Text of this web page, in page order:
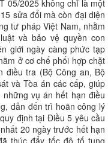
05/2025 không chỉ là một
sửa đổi mà còn đại diện
tư pháp Việt Nam, nhằm
và bảo vệ quyền con
giới ngày càng phức tạp
ở cơ chế phối hợp chặt
điều tra (Bộ Công an, Bộ
và Tòa án các cấp, giúp
vụ án hết hạn điều
dẫn đến trì hoãn công lý
định tại Điều 5 yêu cầu
20 ngày trước hết hạn
thúc đẩy tốc độ tố tụng